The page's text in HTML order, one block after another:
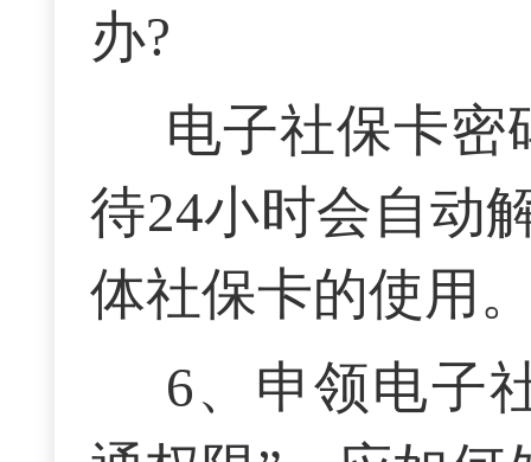
办?
电子社保卡密
待24小时会自动
体社保卡的使用
6、 申领电子